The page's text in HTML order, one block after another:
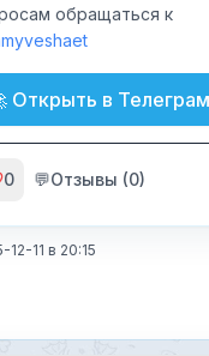
обращаться к
Открыть в Телеграм
0 💬Отзывы (0)
12-11 в 20:15